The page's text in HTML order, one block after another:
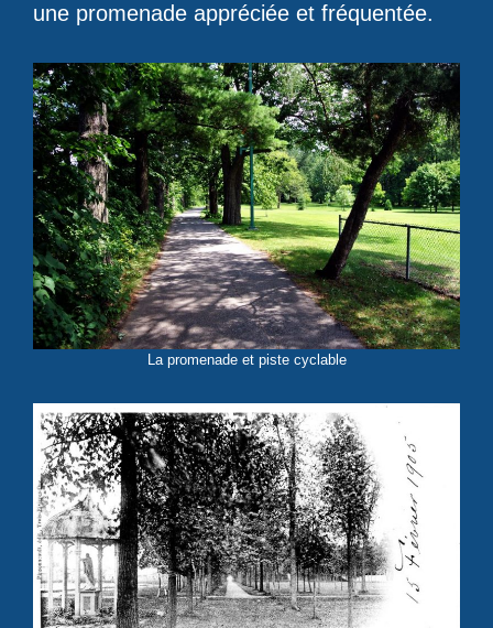
une promenade appréciée et fréquentée.
La promenade et piste cyclable